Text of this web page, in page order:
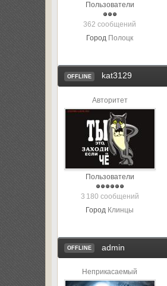
Пользователи
362 сообщений
Город Полоцк
OFFLINE kat3129
Авторитет
Пользователи
3 180 сообщений
Город Клинцы
OFFLINE admin
Неприкасаемый